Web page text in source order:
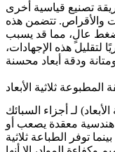
تصنيع قياسية أخرى
والأقراص. تتضمن هذه
ضغط عالٍ، مما قد يسبب
لتقليل هذه الإجهادات،
المطبوعة ثلاثية الأبعاد
لـ أجزاء السبائك
هندسية معقدة يصعب أو
توفر الطباعة ثلاثية